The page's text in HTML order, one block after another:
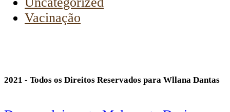
Vacinação
2021 - Todos os Direitos Reservados para Wllana Dantas